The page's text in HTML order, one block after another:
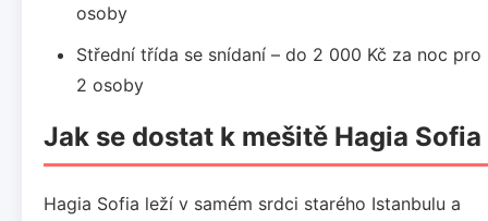
osoby
Střední třída se snídaní – do 2 000 Kč za noc pro
2 osoby
Jak se dostat k mešitě Hagia Sofia
Hagia Sofia leží v samém srdci starého Istanbulu a